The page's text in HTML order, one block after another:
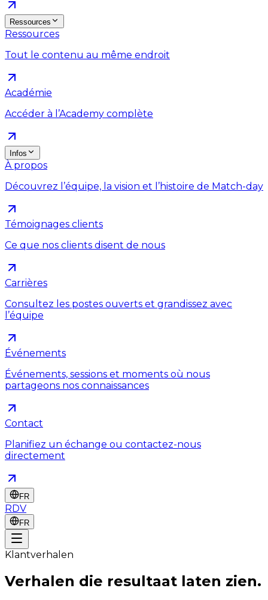
Ressources
Ressources
Tout le contenu au même endroit
Académie
Accéder à l’Academy complète
Infos
À propos
Découvrez l’équipe, la vision et l’histoire de Match-day
Témoignages clients
Ce que nos clients disent de nous
Carrières
Consultez les postes ouverts et grandissez avec
l’équipe
Événements
Événements, sessions et moments où nous
partageons nos connaissances
Contact
Planifiez un échange ou contactez-nous
directement
FR
RDV
FR
Klantverhalen
Verhalen die resultaat laten zien.